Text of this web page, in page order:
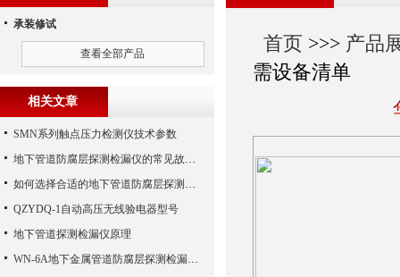
首页 >>> 产品
需设备清单
承装修试
查看全部产品
相关文章
SMN系列触点压力检测仪技术参数
地下管道防腐层探测检漏仪的常见故障相应解决方法分享
如何选择合适的地下管道防腐层探测检测仪？
QZYDQ-1自动高压无线验电器型号
地下管道探测检漏仪原理
WN-6A地下金属管道防腐层探测检漏仪的一些原理方法体验检查报告